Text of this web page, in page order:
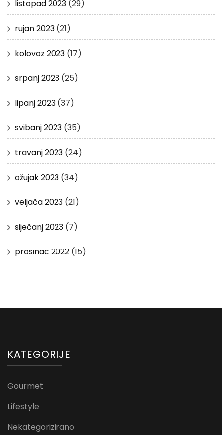
listopad 2023 (29)
rujan 2023 (21)
kolovoz 2023 (17)
srpanj 2023 (25)
lipanj 2023 (37)
svibanj 2023 (35)
travanj 2023 (24)
ožujak 2023 (34)
veljača 2023 (21)
siječanj 2023 (7)
prosinac 2022 (15)
KATEGORIJE
Gourmet
Lifestyle
Nekategorizirano